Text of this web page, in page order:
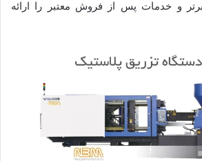
برتر و خدمات پس از فروش معتبر را ارائه